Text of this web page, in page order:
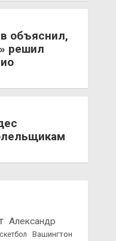
объяснил,
решил
Александр
Вашингтон